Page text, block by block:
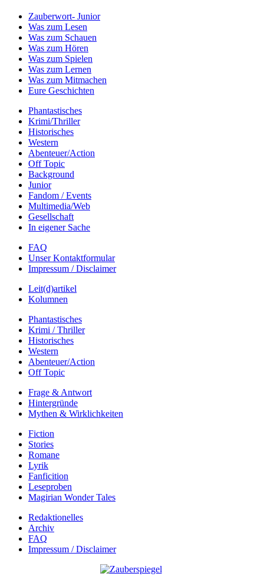
Zauberwort- Junior
Was zum Lesen
Was zum Schauen
Was zum Hören
Was zum Spielen
Was zum Lernen
Was zum Mitmachen
Eure Geschichten
Phantastisches
Krimi/Thriller
Historisches
Western
Abenteuer/Action
Off Topic
Background
Junior
Fandom / Events
Multimedia/Web
Gesellschaft
In eigener Sache
FAQ
Unser Kontaktformular
Impressum / Disclaimer
Leit(d)artikel
Kolumnen
Phantastisches
Krimi / Thriller
Historisches
Western
Abenteuer/Action
Off Topic
Frage & Antwort
Hintergründe
Mythen & Wirklichkeiten
Fiction
Stories
Romane
Lyrik
Fanficition
Leseproben
Magirian Wonder Tales
Redaktionelles
Archiv
FAQ
Impressum / Disclaimer